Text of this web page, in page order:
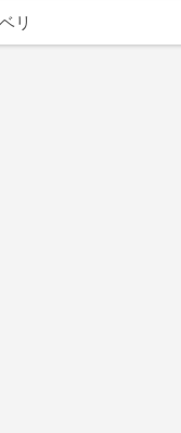
リ